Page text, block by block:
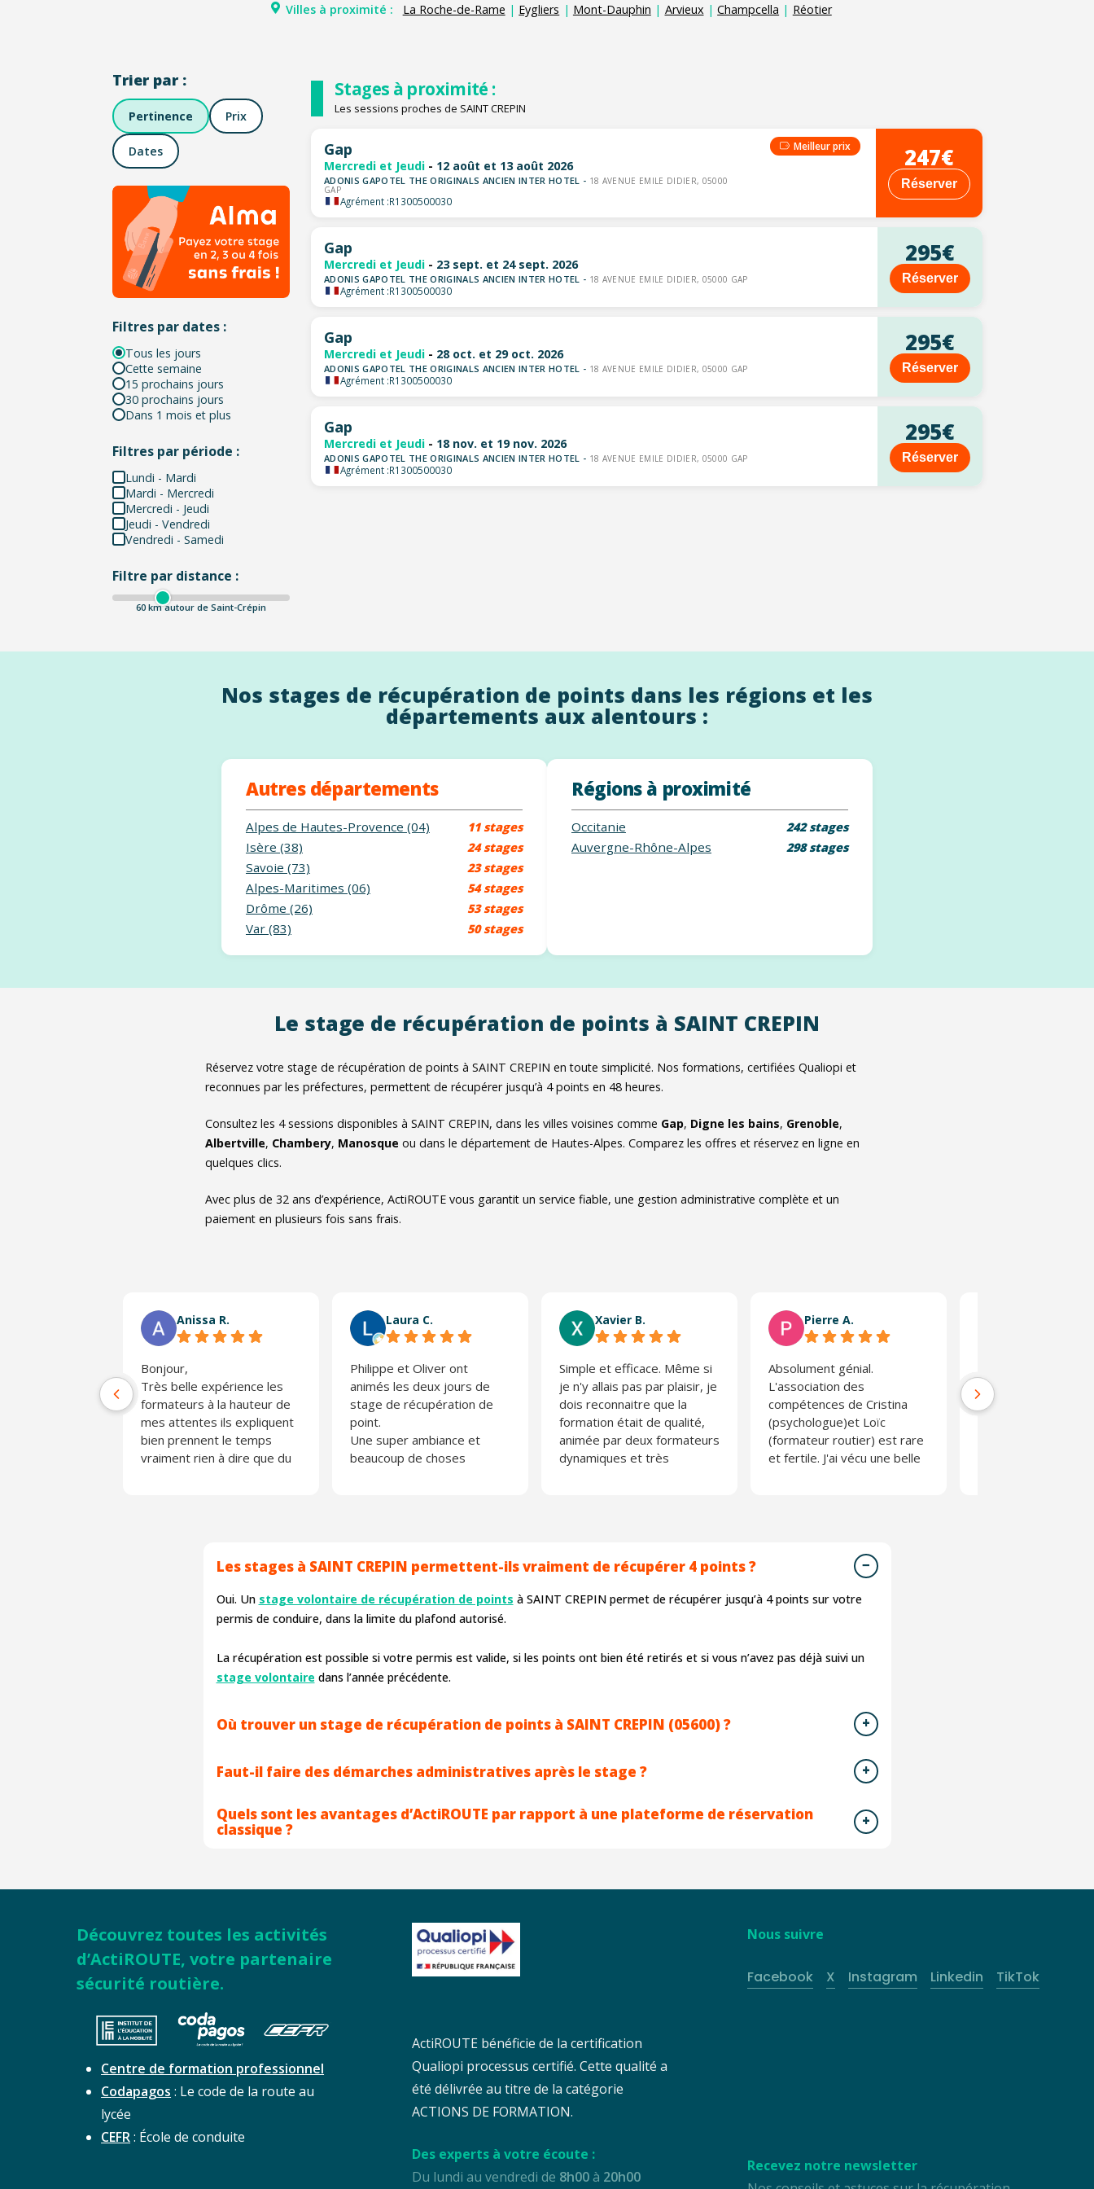
Villes à proximité : La Roche-de-Rame | Eygliers | Mont-Dauphin | Arvieux | Champcella | Réotier
Trier par :
Pertinence Prix
Dates
Filtres par dates :
Tous les jours
Cette semaine
15 prochains jours
30 prochains jours
Dans 1 mois et plus
Filtres par période :
Lundi - Mardi
Mardi - Mercredi
Mercredi - Jeudi
Jeudi - Vendredi
Vendredi - Samedi
Filtre par distance :
60 km autour de Saint-Crépin
Stages à proximité :
Les sessions proches de SAINT CREPIN
Gap
Mercredi et Jeudi - 12 août et 13 août 2026
ADONIS GAPOTEL THE ORIGINALS ANCIEN INTER HOTEL - 18 AVENUE EMILE DIDIER, 05000
GAP
Agrément :R1300500030
Meilleur prix 247€
Réserver
Gap
Mercredi et Jeudi - 23 sept. et 24 sept. 2026
ADONIS GAPOTEL THE ORIGINALS ANCIEN INTER HOTEL - 18 AVENUE EMILE DIDIER, 05000 GAP
Agrément :R1300500030
295€
Réserver
Gap
Mercredi et Jeudi - 28 oct. et 29 oct. 2026
ADONIS GAPOTEL THE ORIGINALS ANCIEN INTER HOTEL - 18 AVENUE EMILE DIDIER, 05000 GAP
Agrément :R1300500030
295€
Réserver
Gap
Mercredi et Jeudi - 18 nov. et 19 nov. 2026
ADONIS GAPOTEL THE ORIGINALS ANCIEN INTER HOTEL - 18 AVENUE EMILE DIDIER, 05000 GAP
Agrément :R1300500030
295€
Réserver
Nos stages de récupération de points dans les régions et les
départements aux alentours :
Autres départements
Alpes de Hautes-Provence (04) 11 stages
Isère (38) 24 stages
Savoie (73) 23 stages
Alpes-Maritimes (06) 54 stages
Drôme (26) 53 stages
Var (83) 50 stages
Régions à proximité
Occitanie 242 stages
Auvergne-Rhône-Alpes 298 stages
Le stage de récupération de points à SAINT CREPIN
Réservez votre stage de récupération de points à SAINT CREPIN en toute simplicité. Nos formations, certifiées Qualiopi et
reconnues par les préfectures, permettent de récupérer jusqu’à 4 points en 48 heures.
Consultez les 4sessions disponibles à SAINT CREPIN, dans les villes voisines comme Gap, Digne les bains, Grenoble,
Albertville, Chambery, Manosque ou dans le département de Hautes-Alpes. Comparez les offres et réservez en ligne en
quelques clics.
Avec plus de 32 ans d’expérience, ActiROUTE vous garantit un service fiable, une gestion administrative complète et un
paiement en plusieurs fois sans frais.
Anissa R.
Bonjour,
Très belle expérience les
formateurs à la hauteur de
mes attentes ils expliquent
bien prennent le temps
vraiment rien à dire que du
Laura C.
Philippe et Oliver ont
animés les deux jours de
stage de récupération de
point.
Une super ambiance et
beaucoup de choses
Xavier B.
Simple et efficace. Même si
je n'y allais pas par plaisir, je
dois reconnaitre que la
formation était de qualité,
animée par deux formateurs
dynamiques et très
Pierre A.
Absolument génial.
L'association des
compétences de Cristina
(psychologue)et Loïc
(formateur routier) est rare
et fertile. J'ai vécu une belle
l'on prend
risques d'une
Les stages à SAINT CREPIN permettent-ils vraiment de récupérer 4 points ?
Oui. Un stage volontaire de récupération de points à SAINT CREPIN permet de récupérer jusqu’à 4 points sur votre
permis de conduire, dans la limite du plafond autorisé.
La récupération est possible si votre permis est valide, si les points ont bien été retirés et si vous n’avez pas déjà suivi un
stage volontaire dans l’année précédente.
Où trouver un stage de récupération de points à SAINT CREPIN (05600) ?
Faut-il faire des démarches administratives après le stage ?
Quels sont les avantages d’ActiROUTE par rapport à une plateforme de réservation
classique ?
Découvrez toutes les activités
d’ActiROUTE, votre partenaire
sécurité routière.
Centre de formation professionnel
Codapagos : Le code de la route au
lycée
CEFR: École de conduite
ActiROUTE bénéficie de la certification
Qualiopi processus certifié. Cette qualité a
été délivrée au titre de la catégorie
ACTIONS DE FORMATION.
Des experts à votre écoute :
Du lundi au vendredi de 8h00à 20h00
Nous suivre
Facebook X Instagram Linkedin TikTok
Recevez notre newsletter